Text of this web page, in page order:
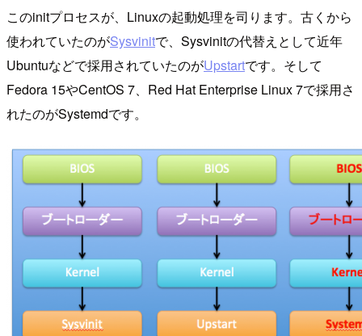
このinitプロセスが、Linuxの起動処理を司ります。古くから
使われていたのがSysvinitで、Sysvinitの代替えとして近年
Ubuntuなどで採用されていたのがUpstartです。そして
Fedora 15やCentOS 7、Red Hat Enterprise Linux 7で採用さ
れたのがSystemdです。